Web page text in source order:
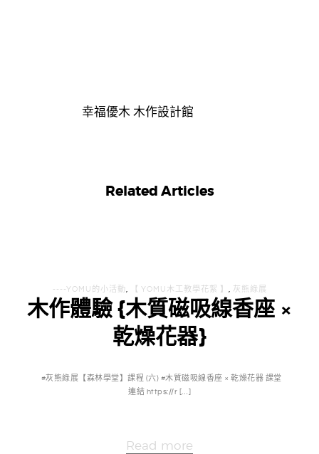
幸福優木 木作設計館
Related Articles
----YOMU的小活動, 【 YOMU木工教學花絮 】 , 灰熊綠展
木作體驗 {木質磁吸線香座 ×
乾燥花器}
#灰熊綠展【森林學堂】課程 (六) #木質磁吸線香座 × 乾燥花器 課堂
連結 https://r […]
Read more